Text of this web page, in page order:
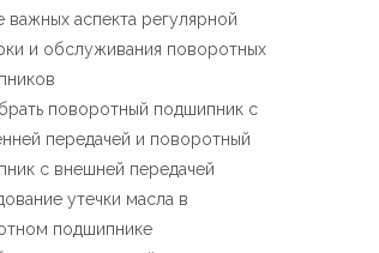
важных аспекта регулярной
и обслуживания поворотных
поворотный подшипник с
передачей и поворотный
с внешней передачей
утечки масла в
подшипнике